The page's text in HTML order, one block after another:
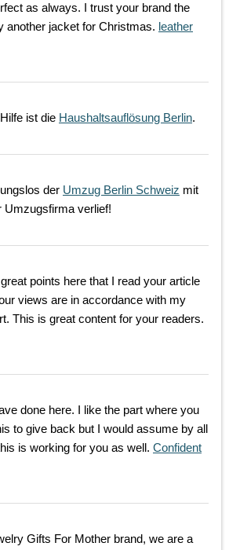
as always. I trust your brand the
another jacket for Christmas. leather
ist die Haushaltsauflösung Berlin.
der Umzug Berlin Schweiz mit
Umzugsfirma verlief!
points here that I read your article
views are in accordance with my
This is great content for your readers.
done here. I like the part where you
to give back but I would assume by all
is working for you as well. Confident
Gifts For Mother brand, we are a